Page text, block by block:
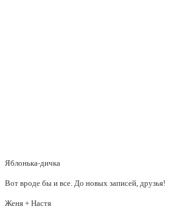
Яблонька-дичка
Вот вроде бы и все. До новых записей, друзья!
Женя + Настя